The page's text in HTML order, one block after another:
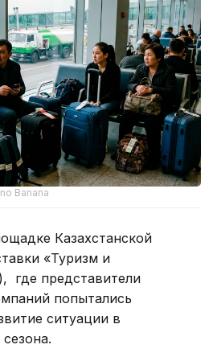
Banana
Казахстанской
«Туризм и
где представители
попытались
ситуации в